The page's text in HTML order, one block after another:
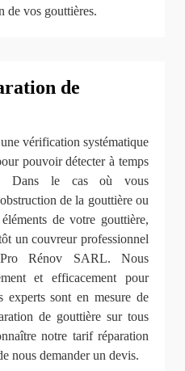
de vos gouttières.
de
vérification systématique
pouvoir détecter à temps
Dans le cas où vous
de la gouttière ou
de votre gouttière,
un couvreur professionnel
Rénov SARL. Nous
et efficacement pour
experts sont en mesure de
de gouttière sur tous
notre tarif réparation
nous demander un devis.